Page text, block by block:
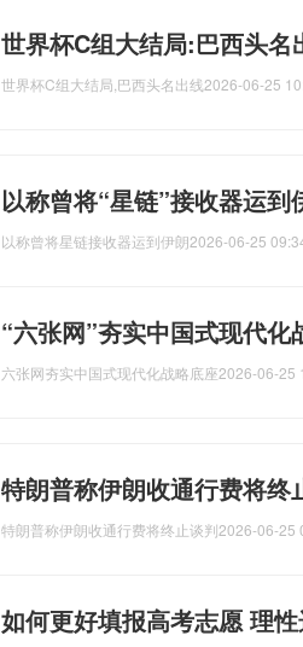
世界杯C组大结局:巴西头
世界杯C组大结局,巴西头名出线2026-06-25
以称曾将“星链”接收器运
以称曾将星链接收器运到伊朗2026-06-25
“六张网”夯实中国式现代
六张网夯实中国式现代化战略底座2026-06-25
特朗普称伊朗收通行费将
特朗普称伊朗收通行费将终止谈判2026-06-25
如何更好填报高考志愿 理